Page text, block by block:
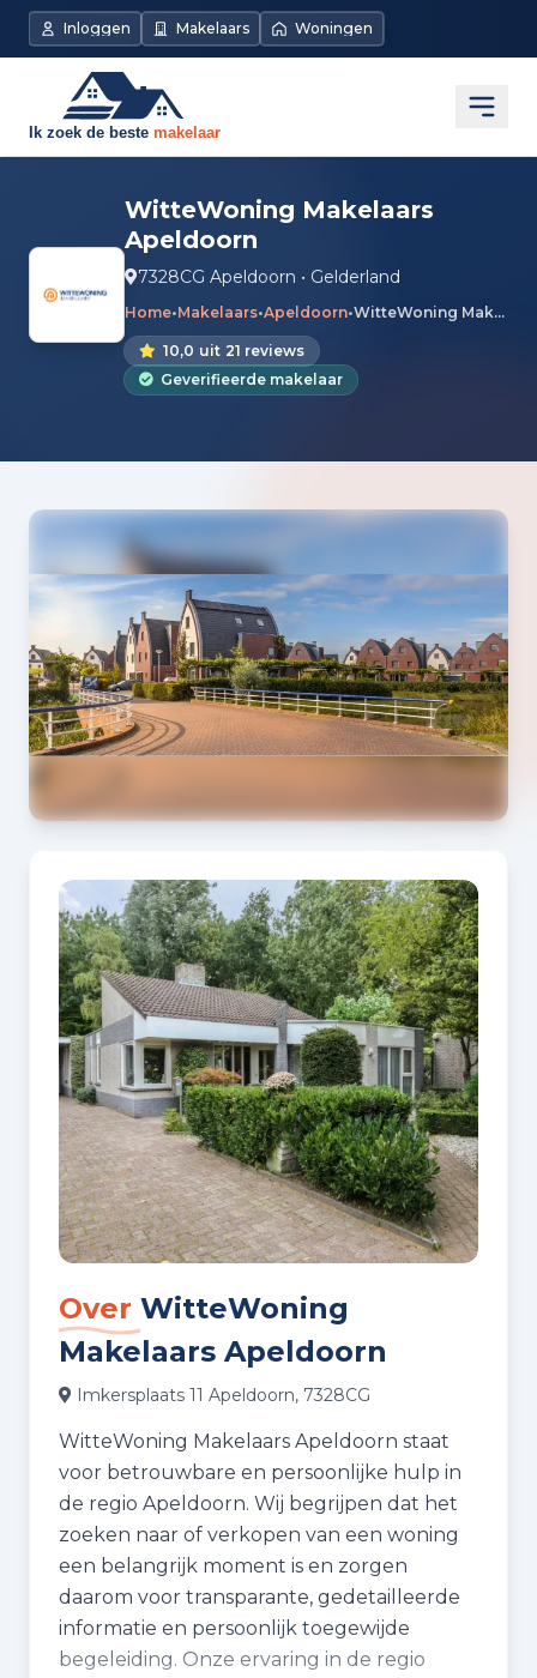
Inloggen Makelaars Woningen
WitteWoning Makelaars
Apeldoorn
7328CG Apeldoorn • Gelderland
Home•Makelaars•Apeldoorn• WitteWoning Makelaars Apeldoorn
10,0 uit 21 reviews
Geverifieerde makelaar
Over WitteWoning
Makelaars Apeldoorn
Imkersplaats 11 Apeldoorn, 7328CG
WitteWoning Makelaars Apeldoorn staat
voor betrouwbare en persoonlijke hulp in
de regio Apeldoorn. Wij begrijpen dat het
zoeken naar of verkopen van een woning
een belangrijk moment is en zorgen
daarom voor transparante, gedetailleerde
informatie en persoonlijk toegewijde
begeleiding. Onze ervaring in de regio